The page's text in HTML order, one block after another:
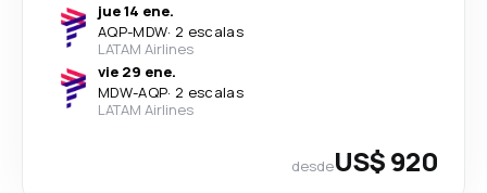
jue 14 ene.
AQP-MDW· 2 escalas
LATAM Airlines
vie 29 ene.
MDW-AQP· 2 escalas
LATAM Airlines
desdeUS$ 920